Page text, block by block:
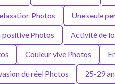
Photos Une seule
positive Photos Activité de
Couleur vive Photos
du réel Photos 25-29